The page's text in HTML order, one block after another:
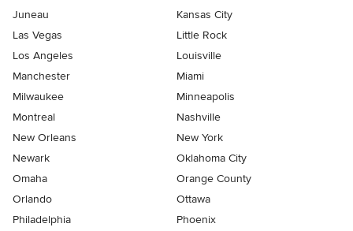
Juneau
Kansas City
Las Vegas
Little Rock
Los Angeles
Louisville
Manchester
Miami
Milwaukee
Minneapolis
Montreal
Nashville
New Orleans
New York
Newark
Oklahoma City
Omaha
Orange County
Orlando
Ottawa
Philadelphia
Phoenix